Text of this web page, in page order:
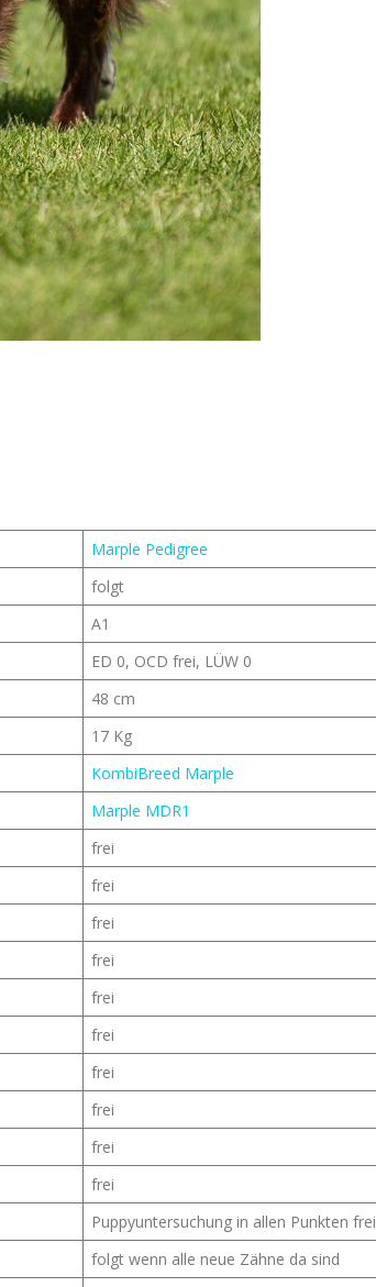
Marple Pedigree
folgt
A1
ED 0, OCD frei, LÜW 0
48 cm
17 Kg
KombiBreed Marple
Marple MDR1
frei
frei
frei
frei
frei
frei
frei
frei
frei
frei
Puppyuntersuchung in allen Punkten frei
folgt wenn alle neue Zähne da sind